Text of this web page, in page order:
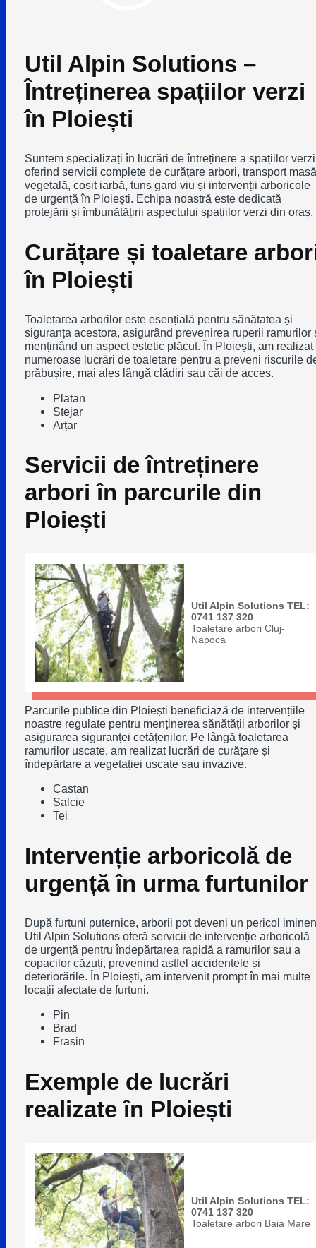
Util Alpin Solutions –
Întreținerea spațiilor verzi
în Ploiești
Suntem specializați în lucrări de întreținere a spațiilor
oferind servicii complete de curățare arbori, transport masă
vegetală, cosit iarbă, tuns gard viu și intervenții arboricole
de urgență în Ploiești. Echipa noastră este dedicată
protejării și îmbunătățirii aspectului spațiilor verzi din oraș.
Curățare și toaletare
în Ploiești
Toaletarea arborilor este esențială pentru sănătatea și
siguranța acestora, asigurând prevenirea ruperii ramurilor
menținând un aspect estetic plăcut. În Ploiești, am realizat
numeroase lucrări de toaletare pentru a preveni riscurile
prăbușire, mai ales lângă clădiri sau căi de acces.
Platan
Stejar
Arțar
Servicii de întreținere
arbori în parcurile din
Ploiești
Util Alpin Solutions TEL:
0741 137 320
Toaletare arbori Cluj-
Napoca
Parcurile publice din Ploiești beneficiază de intervențiile
noastre regulate pentru menținerea sănătății arborilor și
asigurarea siguranței cetățenilor. Pe lângă toaletarea
ramurilor uscate, am realizat lucrări de curățare și
îndepărtare a vegetației uscate sau invazive.
Castan
Salcie
Tei
Intervenție arboricolă de
urgență în urma furtunilor
După furtuni puternice, arborii pot deveni un pericol
Util Alpin Solutions oferă servicii de intervenție arboricolă
de urgență pentru îndepărtarea rapidă a ramurilor sau a
copacilor căzuți, prevenind astfel accidentele și
deteriorările. În Ploiești, am intervenit prompt în mai multe
locații afectate de furtuni.
Pin
Brad
Frasin
Exemple de lucrări
realizate în Ploiești
Util Alpin Solutions TEL:
0741 137 320
Toaletare arbori Baia Mare